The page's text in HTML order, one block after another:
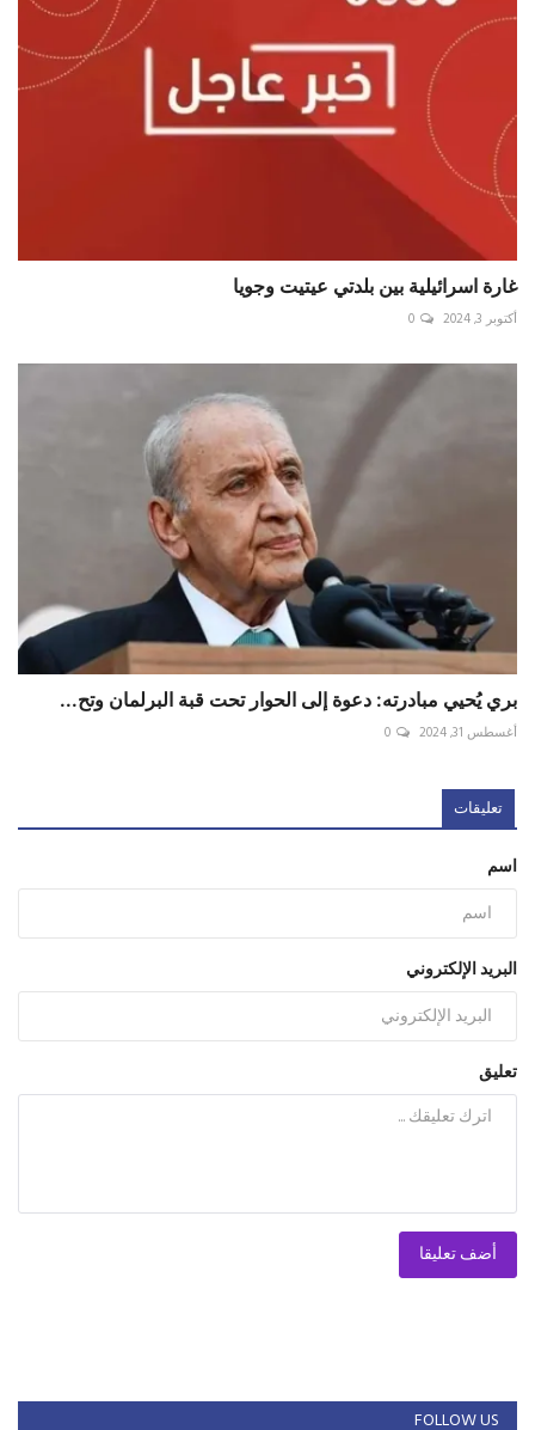
غارة اسرائيلية بين بلدتي عيتيت وجويا
أكتوبر 3, 2024 0
بري يُحيي مبادرته: دعوة إلى الحوار تحت قبة البرلمان وتح...
أغسطس 31, 2024 0
تعليقات
اسم
البريد الإلكتروني
تعليق
أضف تعليقا
FOLLOW US